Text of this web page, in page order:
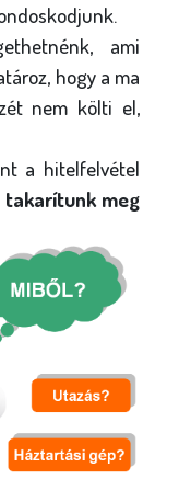
ami
hogy a ma
nem költi el,
a hitelfelvétel
takarítunk meg